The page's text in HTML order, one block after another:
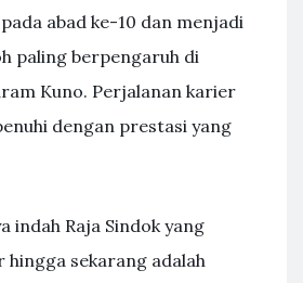
abad ke-10 dan menjadi
paling berpengaruh di
Kuno. Perjalanan karier
dengan prestasi yang
indah Raja Sindok yang
hingga sekarang adalah